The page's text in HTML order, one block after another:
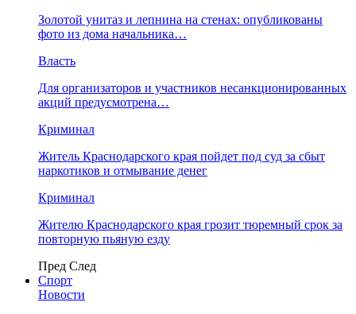
​Золотой унитаз и лепнина на стенах: опубликованы
фото из дома начальника…
Власть
Для организаторов и участников несанкционированных
акций предусмотрена…
Криминал
Житель Краснодарского края пойдет под суд за сбыт
наркотиков и отмывание денег
Криминал
Жителю Краснодарского края грозит тюремный срок за
повторную пьяную езду
Пред След
Спорт
Новости